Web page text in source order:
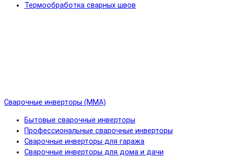
Термообработка сварных швов
Сварочные инверторы (MMA)
Бытовые сварочные инверторы
Профессиональные сварочные инверторы
Сварочные инверторы для гаража
Сварочные инверторы для дома и дачи